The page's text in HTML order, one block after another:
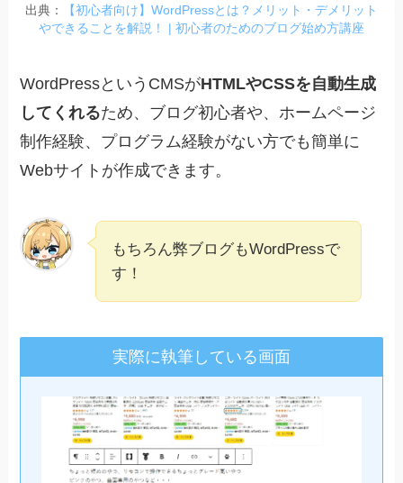
出典：
【初心者向け】WordPressとは？メリット・デメリット
やできることを解説！ | 初心者のためのブログ始め方講座
WordPressというCMSがHTMLやCSSを自動生成
してくれるため、ブログ初心者や、ホームページ
制作経験、プログラム経験がない方でも簡単に
Webサイトが作成できます。
もちろん弊ブログもWordPressで
す！
実際に執筆している画面